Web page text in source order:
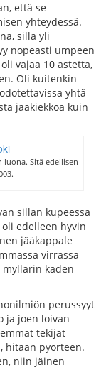
että se
yhteydessä.
sillä yli
nopeasti umpeen
vajaa 10 astetta,
Oli kuitenkin
yhtä
jääkiekkoa kuin
luona. Sitä edellisen
sillan kupeessa
edelleen hyvin
jääkappale
virrassa
käden
perussyyt
ja joen loivan
tekijät
hitaan pyörteen.
niin jäinen